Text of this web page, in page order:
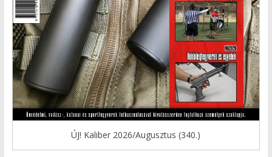
ÚJ! Kaliber 2026/Augusztus (340.)